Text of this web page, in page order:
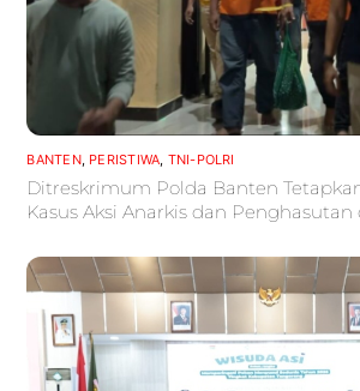
BANTEN, PERISTIWA TNI-POLRI
Ditreskrimum Polda Banten
Kasus Aksi Anarkis dan Penghasutan